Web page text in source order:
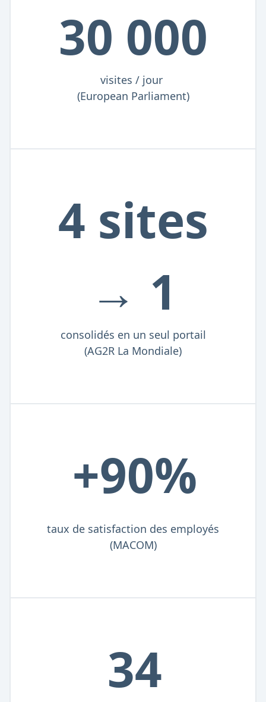
30 000
visites / jour
(European Parliament)
4 sites
→ 1
consolidés en un seul portail
(AG2R La Mondiale)
+90%
taux de satisfaction des employés
(MACOM)
34